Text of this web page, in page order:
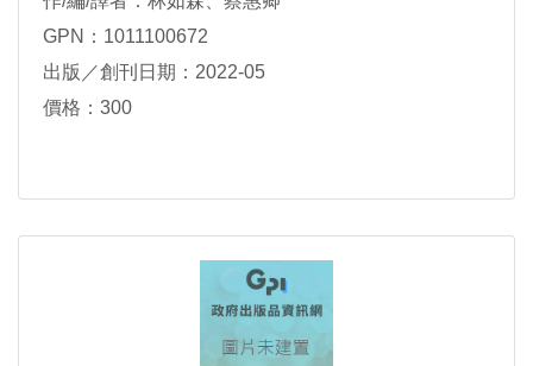
GPN：1011100672
出版／創刊日期：2022-05
價格：300